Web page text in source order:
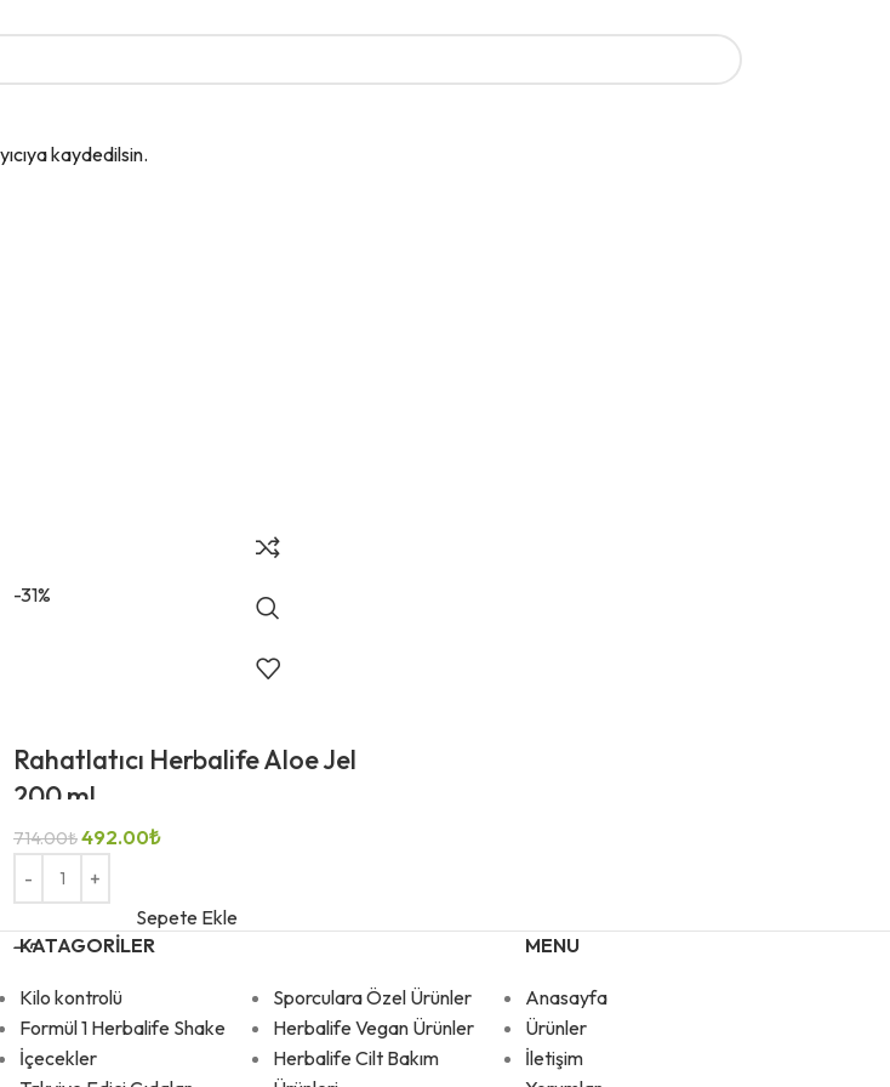
kaydedilsin.
-31%
Rahatlatıcı Herbalife Aloe Jel
200 ml
714.00₺492.00₺
Sepete Ekle
KATAGORILER
Kilo kontrolü
Formül 1 Herbalife Shake
İçecekler
Sporculara Özel Ürünler
Herbalife Vegan Ürünler
Herbalife Cilt Bakım
MENU
Anasayfa
Ürünler
İletişim